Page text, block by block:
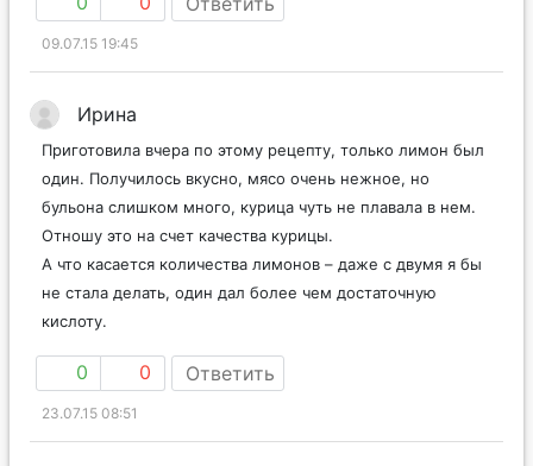
09.07.15 19:45
Ирина
Приготовила вчера по этому рецепту, только лимон был
один. Получилось вкусно, мясо очень нежное, но
бульона слишком много, курица чуть не плавала в нем.
Отношу это на счет качества курицы.
А что касается количества лимонов – даже с двумя я бы
не стала делать, один дал более чем достаточную
кислоту.
0 0 Ответить
23.07.15 08:51